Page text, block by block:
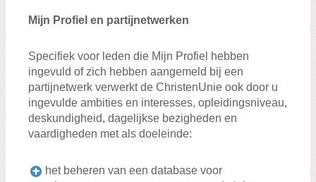
Mijn Profiel en partijnetwerken
Specifiek voor leden die Mijn Profiel hebben
ingevuld of zich hebben aangemeld bij een
partijnetwerk verwerkt de ChristenUnie ook door u
ingevulde ambities en interesses, opleidingsniveau,
deskundigheid, dagelijkse bezigheden en
vaardigheden met als doeleinde:
het beheren van een database voor